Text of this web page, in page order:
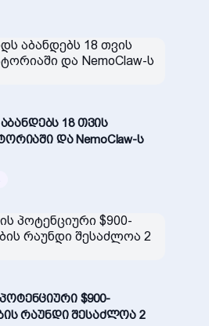
18 თვის
და NemoClaw-ს
$900-
რაუნდი შესაძლოა 2